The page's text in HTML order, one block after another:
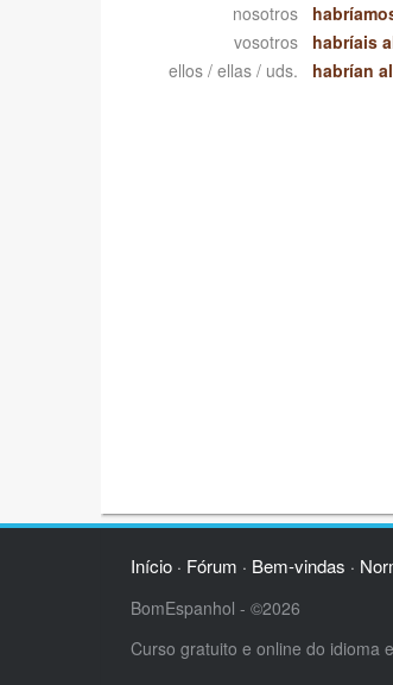
nosotros
vosotros
habríais
ellos / ellas / uds.
habrían
Início· Fórum · Bem-vindas ·
BomEspanhol - ©2026
Curso gratuito e online do idioma